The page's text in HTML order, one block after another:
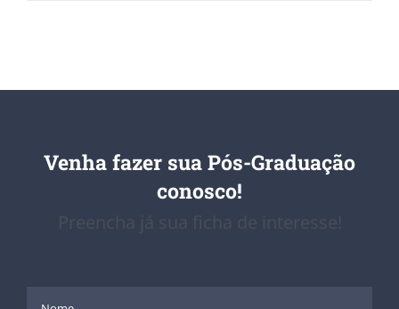
Venha fazer sua Pós-Graduação
conosco!